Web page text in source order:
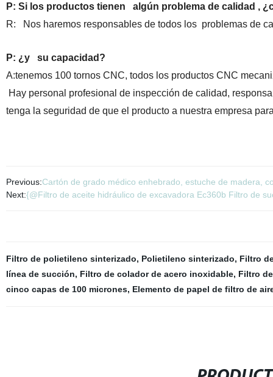
P: Si los productos tienen algún problema de calidad ,
R: Nos haremos responsables de todos los problemas de
P: ¿y su capacidad?
A:tenemos 100 tornos CNC, todos los productos CNC
Hay personal profesional de inspección de calidad,
tenga la seguridad de que el producto a nuestra empresa
Previous:Cartón de grado médico enhebrado, estuche de madera,
Next:{@Filtro de aceite hidráulico de excavadora Ec360b Filtro de
Filtro de polietileno sinterizado, Polietileno sinterizado, Filtro
línea de succión, Filtro de colador de acero inoxidable, Filtro
cinco capas de 100 micrones, Elemento de papel de filtro de